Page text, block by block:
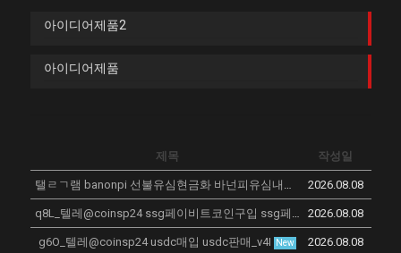
아이디어제품2
아이디어제품
제목 작성일
탤ㄹㄱ램 banonpi 선불유심현금화 바넌피유심내구제 정부지원긴급재난특별운영자금 20살소액대출 은평구 20만원30만원 급한돈드려요 CRV 2026.08.08
q8L_텔레@coinsp24 ssg페이비트코인구입 ssg페이비트구입_l2C 2026.08.08
g6O_텔레@coinsp24 usdc매입 usdc판매_v4I New 2026.08.08